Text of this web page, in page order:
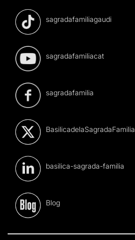
sagradafamiliagaudi
sagradafamiliacat
sagradafamilia
BasilicadelaSagradaFamilia
basilica-sagrada-familia
Blog